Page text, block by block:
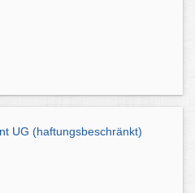
UG (haftungsbeschränkt)